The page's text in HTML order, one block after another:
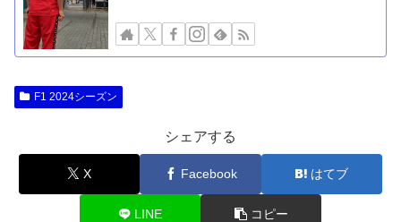
F1 2024シーズン
シェアする
X Facebook はてブ
LINE コピー